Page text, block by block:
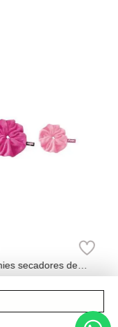
secadores de
piezas colección